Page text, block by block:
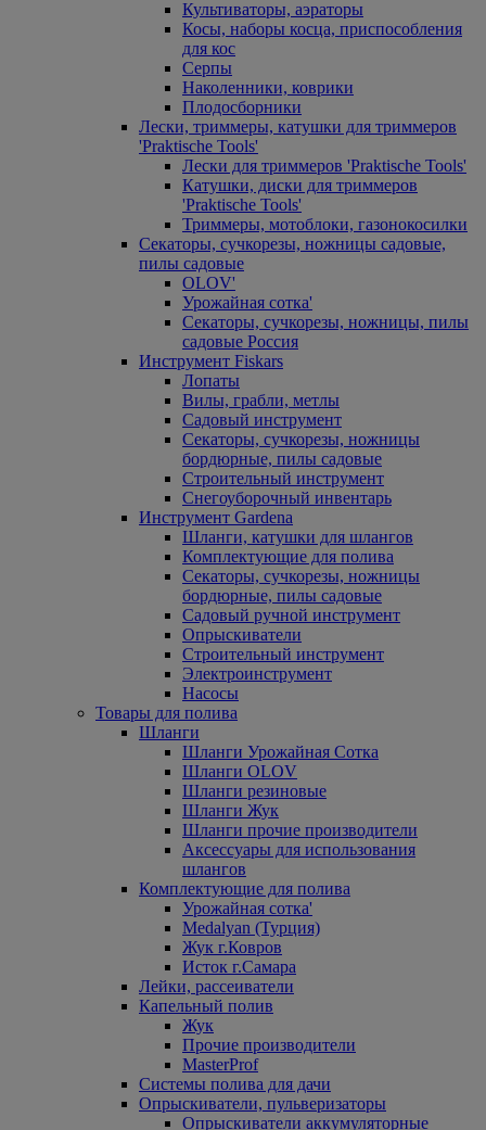
Культиваторы, аэраторы
Косы, наборы косца, приспособления
для кос
Серпы
Наколенники, коврики
Плодосборники
Лески, триммеры, катушки для триммеров
'Praktische Tools'
Лески для триммеров 'Praktische Tools'
Катушки, диски для триммеров
'Praktische Tools'
Триммеры, мотоблоки, газонокосилки
Секаторы, сучкорезы, ножницы садовые,
пилы садовые
OLOV'
Урожайная сотка'
Секаторы, сучкорезы, ножницы, пилы
садовые Россия
Инструмент Fiskars
Лопаты
Вилы, грабли, метлы
Садовый инструмент
Секаторы, сучкорезы, ножницы
бордюрные, пилы садовые
Строительный инструмент
Снегоуборочный инвентарь
Инструмент Gardena
Шланги, катушки для шлангов
Комплектующие для полива
Секаторы, сучкорезы, ножницы
бордюрные, пилы садовые
Садовый ручной инструмент
Опрыскиватели
Строительный инструмент
Электроинструмент
Насосы
Товары для полива
Шланги
Шланги Урожайная Сотка
Шланги OLOV
Шланги резиновые
Шланги Жук
Шланги прочие производители
Аксессуары для использования
шлангов
Комплектующие для полива
Урожайная сотка'
Medalyan (Турция)
Жук г.Ковров
Исток г.Самара
Лейки, рассеиватели
Капельный полив
Жук
Прочие производители
MasterProf
Системы полива для дачи
Опрыскиватели, пульверизаторы
Опрыскиватели аккумуляторные